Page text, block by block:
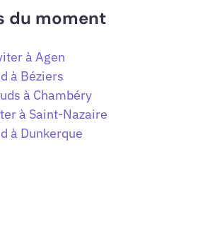
du moment
à Agen
à Béziers
à Chambéry
à Saint-Nazaire
à Dunkerque